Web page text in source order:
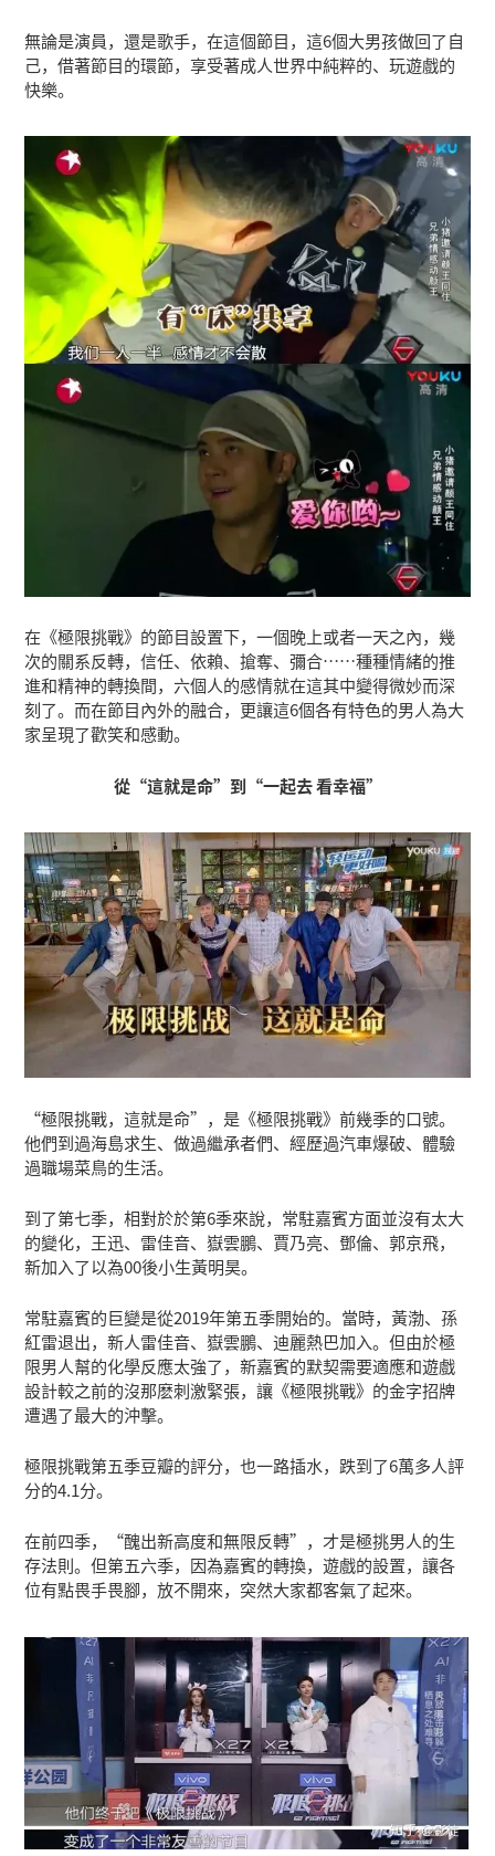
無論是演員，還是歌手，在這個節目，這6個大男孩做回了自
己，借著節目的環節，享受著成人世界中純粹的、玩遊戲的
快樂。
在《極限挑戰》的節目設置下，一個晚上或者一天之內，幾
次的關系反轉，信任、依賴、搶奪、彌合……種種情緒的推
進和精神的轉換間，六個人的感情就在這其中變得微妙而深
刻了。而在節目內外的融合，更讓這6個各有特色的男人為大
家呈現了歡笑和感動。
從“這就是命”到“一起去 看幸福”
“極限挑戰，這就是命”，是《極限挑戰》前幾季的口號。
他們到過海島求生、做過繼承者們、經歷過汽車爆破、體驗
過職場菜鳥的生活。
到了第七季，相對於於第6季來說，常駐嘉賓方面並沒有太大
的變化，王迅、雷佳音、嶽雲鵬、賈乃亮、鄧倫、郭京飛，
新加入了以為00後小生黃明昊。
常駐嘉賓的巨變是從2019年第五季開始的。當時，黃渤、孫
紅雷退出，新人雷佳音、嶽雲鵬、迪麗熱巴加入。但由於極
限男人幫的化學反應太強了，新嘉賓的默契需要適應和遊戲
設計較之前的沒那麽刺激緊張，讓《極限挑戰》的金字招牌
遭遇了最大的沖擊。
極限挑戰第五季豆瓣的評分，也一路插水，跌到了6萬多人評
分的4.1分。
在前四季，“醜出新高度和無限反轉”，才是極挑男人的生
存法則。但第五六季，因為嘉賓的轉換，遊戲的設置，讓各
位有點畏手畏腳，放不開來，突然大家都客氣了起來。